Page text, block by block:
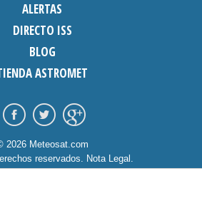
ALERTAS
DIRECTO ISS
BLOG
ASTROMET
2026 Meteosat.com
reservados. Nota Legal .